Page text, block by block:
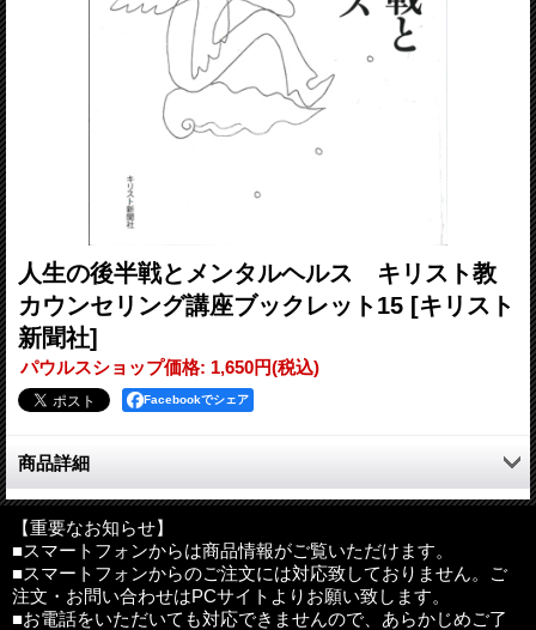
人生の後半戦とメンタルヘルス キリスト教
カウンセリング講座ブックレット15 [キリスト
新聞社]
パウルスショップ価格: 1,650円(税込)
Facebookでシェア
商品詳細
「人生の後半戦」としての中年期に、ストレスとどうつきあう
か、人生の新しい段階でストレスは増加します。
中年期への移行の際の危機こそ、人生最大の危機といえます。
聖書にふれながら、その危機を乗り越えるためのメンタルヘルス
と生活管理を考えるための一冊です。
【重要なお知らせ】
■スマートフォンからは商品情報がご覧いただけます。
■スマートフォンからのご注文には対応致しておりません。ご
注文・お問い合わせはPCサイトよりお願い致します。
■お電話をいただいても対応できませんので、あらかじめご了